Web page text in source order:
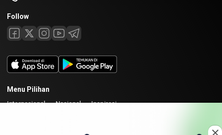
Follow
Menu Pilihan
Internasional Nasional Inspirasi